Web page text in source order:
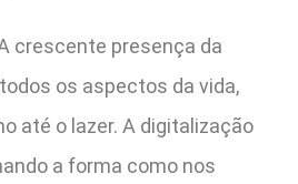
crescente presença da
os aspectos da vida,
até o lazer. A digitalização
a forma como nos